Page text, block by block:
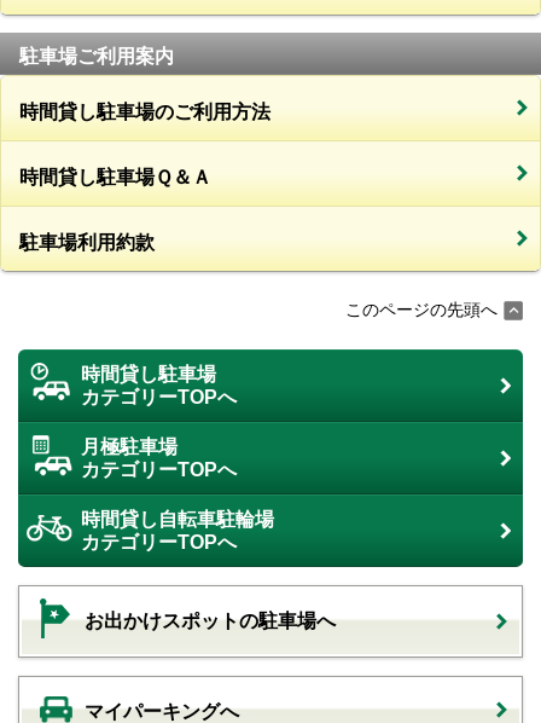
駐車場ご利用案内
時間貸し駐車場のご利用方法
時間貸し駐車場Ｑ＆Ａ
駐車場利用約款
このページの先頭へ
時間貸し駐車場
カテゴリーTOPへ
月極駐車場
カテゴリーTOPへ
時間貸し自転車駐輪場
カテゴリーTOPへ
お出かけスポットの駐車場へ
マイパーキングへ